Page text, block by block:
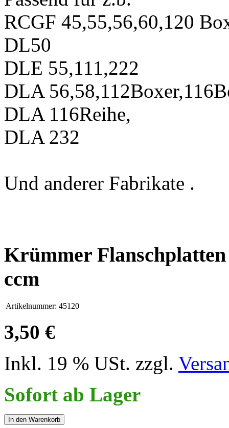
RCGF 45,55,56,60,120
DL50
DLE 55,111,222
DLA
DLA 116Reihe,
DLA 232
Und anderer Fabrikate .
Krümmer Flanschplatten
ccm
Artikelnummer: 45120
3,50 €
Inkl. 19 % USt. zzgl.
Sofort ab Lager
In den Warenkorb